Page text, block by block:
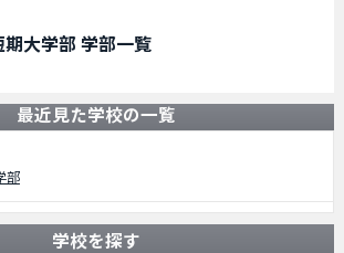
大学部 学部一覧
最近見た学校の一覧
部
学校を探す